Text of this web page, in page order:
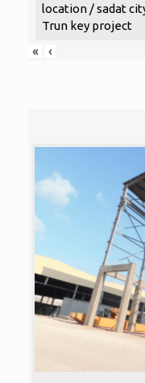
location / sadat
Trun key project
«
‹